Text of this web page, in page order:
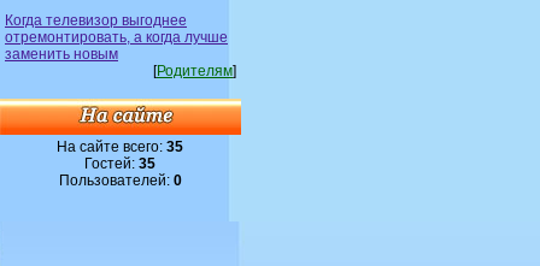
Когда телевизор выгоднее
отремонтировать, а когда лучше
заменить новым
[Родителям]
На сайте всего:35
Гостей:35
Пользователей: 0